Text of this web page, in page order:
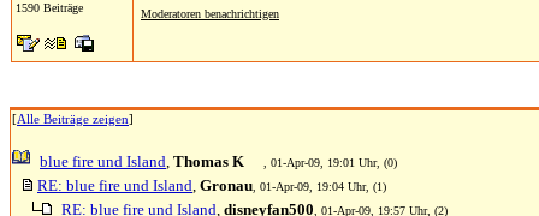
1590 Beiträge Moderatoren benachrichtigen
[Alle Beiträge zeigen]
blue fire und Island, Thomas K , 01-Apr-09, 19:01 Uhr, (0)
RE: blue fire und Island, Gronau , 01-Apr-09, 19:04 Uhr, (1)
RE: blue fire und Island, disneyfan500 , 01-Apr-09, 19:57 Uhr, (2)